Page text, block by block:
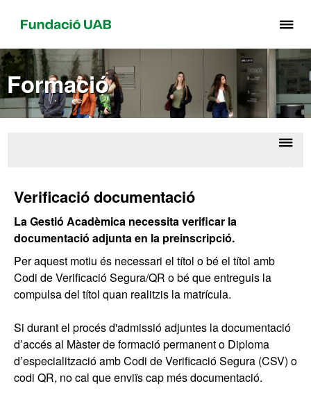
el
de
Formació
Verificació documentació
La Gestió Acadèmica necessita verificar la
documentació adjunta en la preinscripció.
Per aquest motiu és necessari el títol o bé el títol amb
Codi de Verificació Segura/QR o bé que entreguis la
compulsa del títol quan realitzis la matrícula.
Si durant el procés d'admissió adjuntes la documentació
d’accés al Màster de formació permanent o Diploma
d’especialització amb Codi de Verificació Segura (CSV) o
codi QR, no cal que enviïs cap més documentació.